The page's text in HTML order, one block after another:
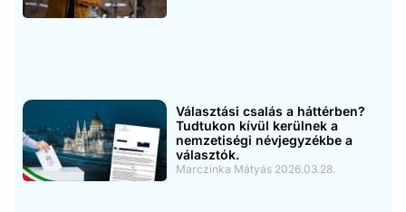
Választási csalás a háttérben?
Tudtukon kívül kerülnek a
nemzetiségi névjegyzékbe a
választók.
Marczinka Mátyás 2026.03.28.